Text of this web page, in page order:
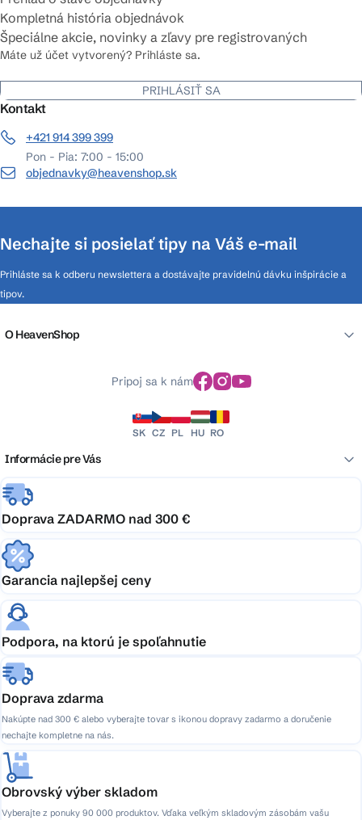
Kompletná história objednávok
Špeciálne akcie, novinky a zľavy pre registrovaných
Máte už účet vytvorený? Prihláste sa.
PRIHLÁSIŤ SA
Kontakt
+421 914 399 399
Pon - Pia: 7:00 - 15:00
objednavky@heavenshop.sk
Nechajte si posielať tipy na Váš e-mail
Prihláste sa k odberu newslettera a dostávajte pravidelnú dávku inšpirácie a
tipov.
O HeavenShop
Pripoj sa k nám
SK CZ PL HU RO
Informácie pre Vás
Doprava ZADARMO nad 300 €
Garancia najlepšej ceny
Podpora, na ktorú je spoľahnutie
Doprava zdarma
Nakúpte nad 300 € alebo vyberajte tovar s ikonou dopravy zadarmo a doručenie
nechajte kompletne na nás.
Obrovský výber skladom
Vyberajte z ponuky 90 000 produktov. Vďaka veľkým skladovým zásobám vašu